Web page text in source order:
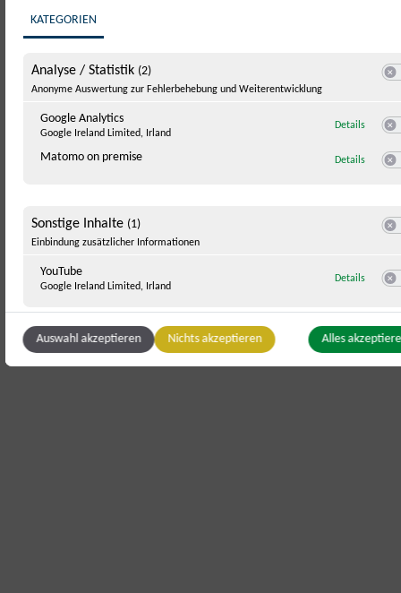
Parkplatz Seminare
Anreise
KATEGORIEN
Analyse / Statistik (2)
Anonyme Auswertung zur Fehlerbehebung und Weiterentwicklung
Google Analytics
Google Ireland Limited, Irland
Details zu
Matomo on premise
Details zu
Sonstige Inhalte (1)
Einbindung zusätzlicher Informationen
YouTube
Google Ireland Limited, Irland
Details zu
Auswahl akzeptieren Nichts akzeptieren Alles